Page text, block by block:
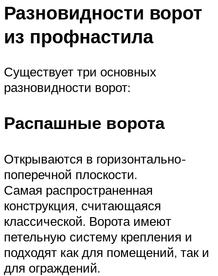
Разновидности ворот
из профнастила
Существует три основных
разновидности ворот:
Распашные ворота
Открываются в горизонтально-
поперечной плоскости.
Самая распространенная
конструкция, считающаяся
классической. Ворота имеют
петельную систему крепления и
подходят как для помещений, так и
для ограждений.